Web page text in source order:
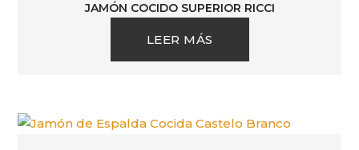
JAMÓN COCIDO SUPERIOR RICCI
LEER MÁS